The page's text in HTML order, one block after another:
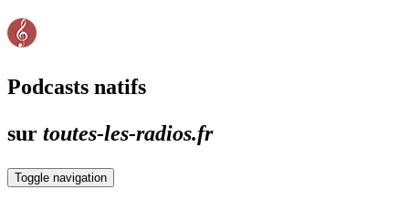
Podcasts natifs
sur toutes-les-radios.fr
Toggle navigation